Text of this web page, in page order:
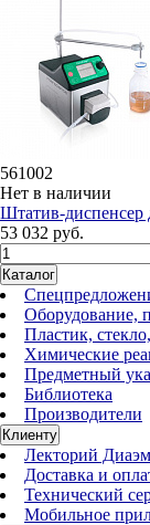
561002
Нет в наличии
Штатив-диспенсер
53 032 руб.
Каталог
Оборудование,
Пластик,
Химические
Предметный
Библиотека
Производители
Клиенту
Лекторий Диаэм
Доставка и
Технический
Мобильное